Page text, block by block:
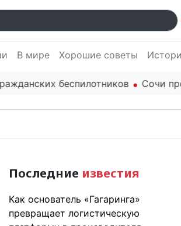
В мире Хорошие советы
беспилотников Сочи
Последние известия
Как основатель «Гагаринга»
превращает логистическую